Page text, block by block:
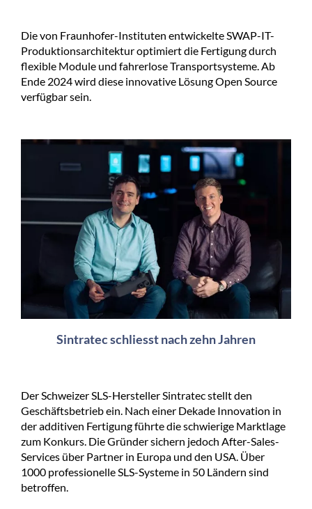
Die von Fraunhofer-Instituten entwickelte SWAP-IT-
Produktionsarchitektur optimiert die Fertigung durch
flexible Module und fahrerlose Transportsysteme. Ab
Ende 2024 wird diese innovative Lösung Open Source
verfügbar sein.
Sintratec schliesst nach zehn Jahren
Der Schweizer SLS-Hersteller Sintratec stellt den
Geschäftsbetrieb ein. Nach einer Dekade Innovation in
der additiven Fertigung führte die schwierige Marktlage
zum Konkurs. Die Gründer sichern jedoch After-Sales-
Services über Partner in Europa und den USA. Über
1000 professionelle SLS-Systeme in 50 Ländern sind
betroffen.